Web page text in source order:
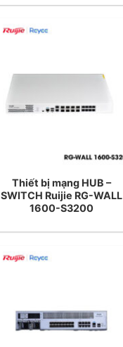
Thiết bị mạng HUB –
SWITCH Ruijie RG-WALL
1600-S3200